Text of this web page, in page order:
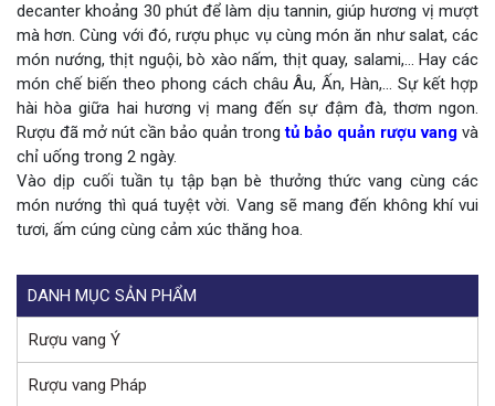
decanter khoảng 30 phút để làm dịu tannin, giúp hương vị mượt
mà hơn. Cùng với đó, rượu phục vụ cùng món ăn như salat, các
món nướng, thịt nguội, bò xào nấm, thịt quay, salami,… Hay các
món chế biến theo phong cách châu Âu, Ấn, Hàn,… Sự kết hợp
hài hòa giữa hai hương vị mang đến sự đậm đà, thơm ngon.
Rượu đã mở nút cần bảo quản trongtủ bảo quản rượu vang và
chỉ uống trong 2 ngày.
Vào dịp cuối tuần tụ tập bạn bè thưởng thức vang cùng các
món nướng thì quá tuyệt vời. Vang sẽ mang đến không khí vui
tươi, ấm cúng cùng cảm xúc thăng hoa.
DANH MỤC SẢN PHẨM
Rượu vang Ý
Rượu vang Pháp